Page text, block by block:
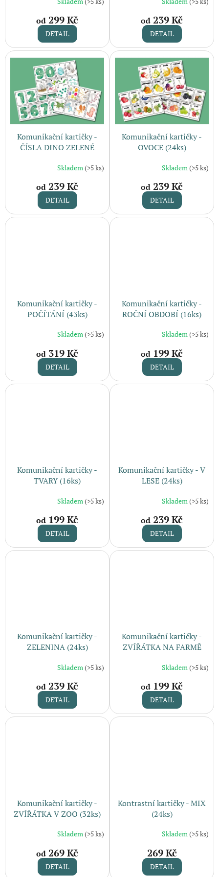
od 299 Kč
DETAIL
od 239 Kč
DETAIL
Komunikační kartičky -
ČÍSLA DINO ZELENÉ
Skladem(>5 ks)
od 239 Kč
DETAIL
Komunikační kartičky -
OVOCE (24ks)
Skladem(>5 ks)
od 239 Kč
DETAIL
Komunikační kartičky -
POČÍTÁNÍ (43ks)
Skladem(>5 ks)
od 319 Kč
DETAIL
Komunikační kartičky -
ROČNÍ OBDOBÍ (16ks)
Skladem(>5 ks)
od 199 Kč
DETAIL
Komunikační kartičky -
TVARY (16ks)
Skladem (>5 ks)
od 199 Kč
DETAIL
Komunikační kartičky - V
LESE (24ks)
Skladem (>5 ks)
od 239 Kč
DETAIL
Komunikační kartičky -
ZELENINA (24ks)
Skladem(>5 ks)
od 239 Kč
DETAIL
Komunikační kartičky -
ZVÍŘÁTKA NA FARMĚ
Skladem(>5 ks)
od 199 Kč
DETAIL
Komunikační kartičky -
ZVÍŘÁTKA V ZOO (32ks)
Skladem(>5 ks)
od 269 Kč
DETAIL
Kontrastní kartičky - MIX
(24ks)
Skladem(>5 ks)
269 Kč
DETAIL